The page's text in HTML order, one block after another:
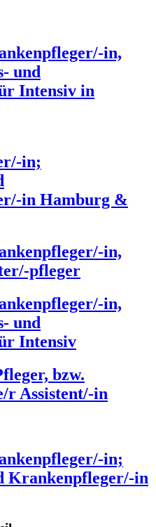
in,
und
Intensiv in
in;
in Hamburg &
in,
pfleger
in,
und
Intensiv
bzw.
r Assistent/-in
in;
Krankenpfleger/-in